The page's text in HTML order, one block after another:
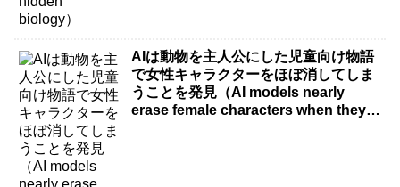
AIは動物を主人公にした児童向け物語
で女性キャラクターをほぼ消してしま
うことを発見（AI models nearly
erase female characters when they